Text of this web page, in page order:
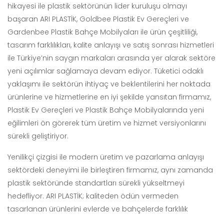
hikayesi ile plastik sektörünün lider kuruluşu olmayı
başaran ARI PLASTİK, Goldbee Plastik Ev Gereçleri ve
Gardenbee Plastik Bahçe Mobilyaları ile ürün çeşitliliği,
tasarım farklılıkları, kalite anlayışı ve satış sonrası hizmetleri
ile Türkiye’nin saygın markaları arasında yer alarak sektöre
yeni açılımlar sağlamaya devam ediyor. Tüketici odaklı
yaklaşımı ile sektörün ihtiyaç ve beklentilerini her noktada
ürünlerine ve hizmetlerine en iyi şekilde yansıtan firmamız,
Plastik Ev Gereçleri ve Plastik Bahçe Mobilyalarında yeni
eğilimleri ön görerek tüm üretim ve hizmet versiyonlarını
sürekli geliştiriyor.
Yenilikçi çizgisi ile modern üretim ve pazarlama anlayışı
sektördeki deneyimi ile birleştiren firmamız, aynı zamanda
plastik sektöründe standartları sürekli yükseltmeyi
hedefliyor. ARI PLASTİK; kaliteden ödün vermeden
tasarlanan ürünlerini evlerde ve bahçelerde farklılık